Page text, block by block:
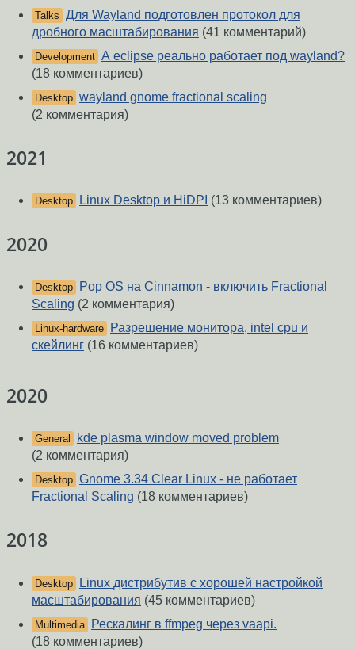
Talks Для Wayland подготовлен протокол для
дробного масштабирования (41 комментарий)
Development А eclipse реально работает под wayland?
(18 комментариев)
Desktop wayland gnome fractional scaling
(2 комментария)
2021
Desktop Linux Desktop и HiDPI (13 комментариев)
2020
Desktop
Pop OS на Cinnamon - включить Fractional
Scaling (2 комментария)
Linux-hardware
Разрешение монитора, intel cpu и
скейлинг (16 комментариев)
2020
General
kde plasma window moved problem
(2 комментария)
Desktop Gnome 3.34 Clear Linux - не работает
Fractional Scaling (18 комментариев)
2018
Desktop
Linux дистрибутив с хорошей настройкой
масштабирования (45 комментариев)
Multimedia
Рескалинг в ffmpeg через vaapi.
(18 комментариев)